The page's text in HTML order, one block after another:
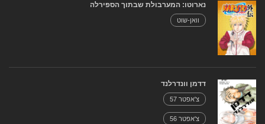
נארוטו: המערבולת שבתוך הספירלה
וואן-שוט
דדמן וונדרלנד
צ'אפטר 57
צ'אפטר 56